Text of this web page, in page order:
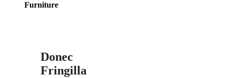
Furniture
Donec
Fringilla